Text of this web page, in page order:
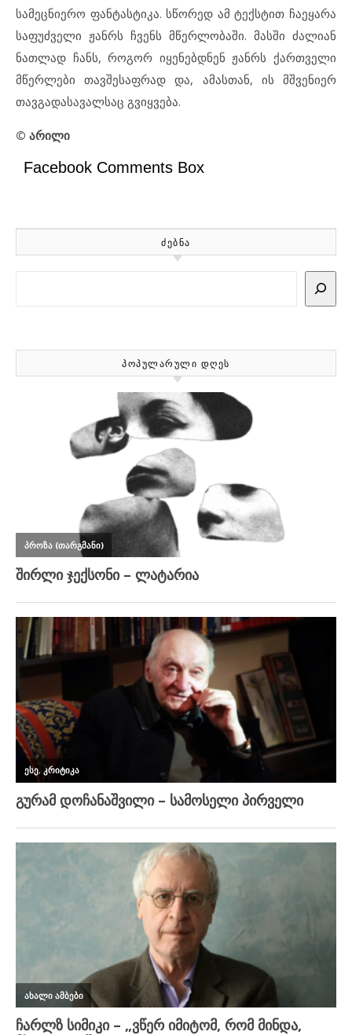
სამეცნიერო ფანტასტიკა. სწორედ ამ ტექსტით ჩაეყარა
საფუძველი ჟანრს ჩვენს მწერლობაში. მასში ძალიან
ნათლად ჩანს, როგორ იყენებდნენ ჟანრს ქართველი
მწერლები თავშესაფრად და, ამასთან, ის მშვენიერ
თავგადასავალსაც გვიყვება.
© არილი
Facebook Comments Box
ᲫᲔᲑᲜᲐ
ᲞᲝᲞᲣᲚᲐᲠᲣᲚᲘ ᲓᲦᲔᲡ